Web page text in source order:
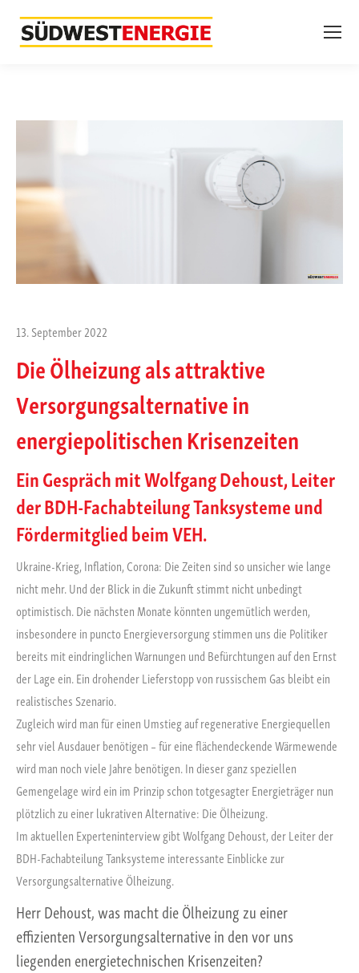
13. September 2022
Die Ölheizung als attraktive
Versorgungsalternative in
energiepolitischen Krisenzeiten
Ein Gespräch mit Wolfgang Dehoust, Leiter
der BDH-Fachabteilung Tanksysteme und
Fördermitglied beim VEH.
Ukraine-Krieg, Inflation, Corona: Die Zeiten sind so unsicher wie lange
nicht mehr. Und der Blick in die Zukunft stimmt nicht unbedingt
optimistisch. Die nächsten Monate könnten ungemütlich werden,
insbesondere in puncto Energieversorgung stimmen uns die Politiker
bereits mit eindringlichen Warnungen und Befürchtungen auf den Ernst
der Lage ein. Ein drohender Lieferstopp von russischem Gas bleibt ein
realistisches Szenario.
Zugleich wird man für einen Umstieg auf regenerative Energiequellen
sehr viel Ausdauer benötigen – für eine flächendeckende Wärmewende
wird man noch viele Jahre benötigen. In dieser ganz speziellen
Gemengelage wird ein im Prinzip schon totgesagter Energieträger nun
plötzlich zu einer lukrativen Alternative: Die Ölheizung.
Im aktuellen Experteninterview gibt Wolfgang Dehoust, der Leiter der
BDH-Fachabteilung Tanksysteme interessante Einblicke zur
Versorgungsalternative Ölheizung.
Herr Dehoust, was macht die Ölheizung zu einer
effizienten Versorgungsalternative in den vor uns
liegenden energietechnischen Krisenzeiten?